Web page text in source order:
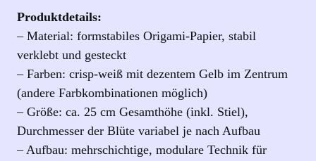
e
t
g
Produktdetails:
– Material: formstabiles Origami‑Papier, stabil
verklebt und gesteckt
– Farben: crisp‑weiß mit dezentem Gelb im Zentrum
(andere Farbkombinationen möglich)
– Größe: ca. 25 cm Gesamthöhe (inkl. Stiel),
Durchmesser der Blüte variabel je nach Aufbau
– Aufbau: mehrschichtige, modulare Technik für